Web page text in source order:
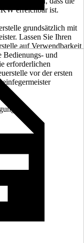
erreichbar ist.
grundsätzlich mit
Lassen Sie Ihren
auf Verwendbarkeit
Bedienungs- und
erforderlichen
vor der ersten